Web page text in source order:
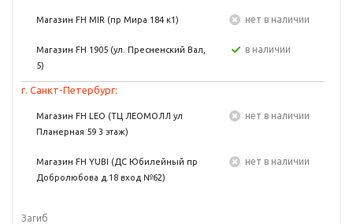
Магазин FH MIR (пр Мира 184 к1) Нет в наличии
Магазин FH 1905 (ул. Пресненский Вал,
5)
в наличии
г. Санкт-Петербург:
Магазин FH LEO (ТЦ ЛЕОМОЛЛ ул
Планерная 59 3 этаж)
Нет в наличии
Магазин FH YUBI (ДС Юбилейный пр
Добролюбова д.18 вход №62)
Нет в наличии
Загиб